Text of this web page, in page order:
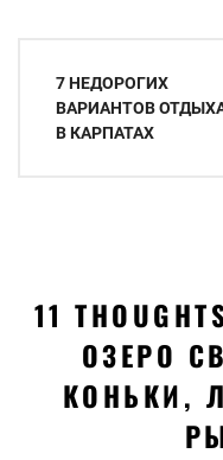
записям
7 НЕДОРОГИХ
ВАРИАНТОВ
В КАРПАТАХ
11
ОЗЕРО
КОНЬКИ,